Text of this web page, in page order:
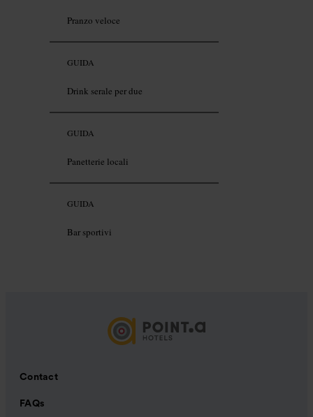
Pranzo veloce
GUIDA
Drink serale per due
GUIDA
Panetterie locali
GUIDA
Bar sportivi
Contact
FAQs